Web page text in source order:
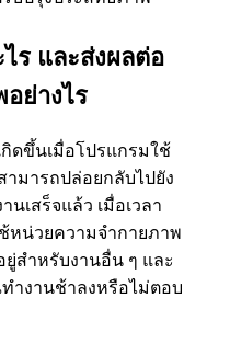
ร และส่งผลต่อ
ย่างไร
ดขึ้นเมื่อโปรแกรมใช้
มารถปล่อยกลับไปยัง
เสร็จแล้ว เมื่อเวลา
หน่วยความจํากายภาพ
าหรับงานอื่น ๆ และ
างานช้าลงหรือไม่ตอบ